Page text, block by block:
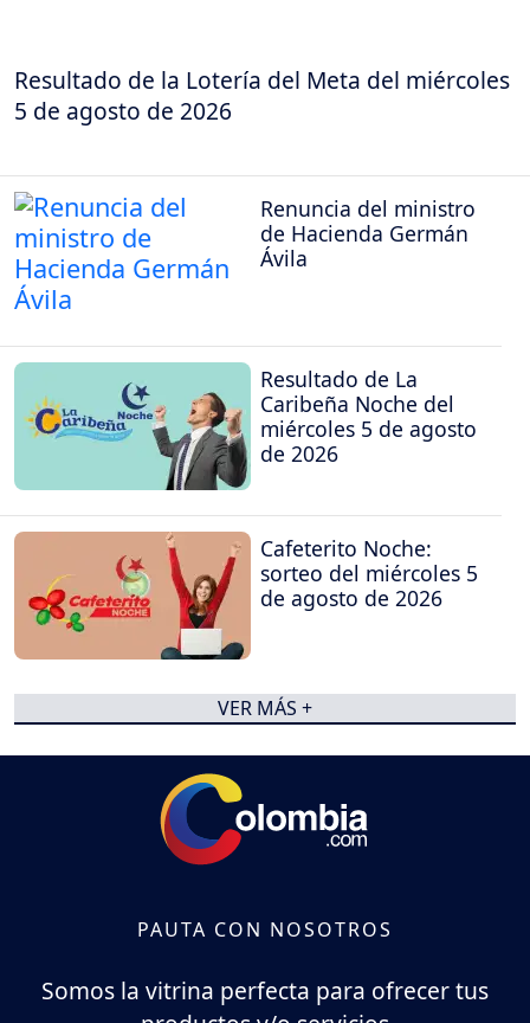
Resultado de la Lotería del Meta del miércoles
5 de agosto de 2026
Renuncia del ministro
de Hacienda Germán
Ávila
Resultado de La
Caribeña Noche del
miércoles 5 de agosto
de 2026
Cafeterito Noche:
sorteo del miércoles 5
de agosto de 2026
VER MÁS +
PAUTA CON NOSOTROS
Somos la vitrina perfecta para ofrecer tus